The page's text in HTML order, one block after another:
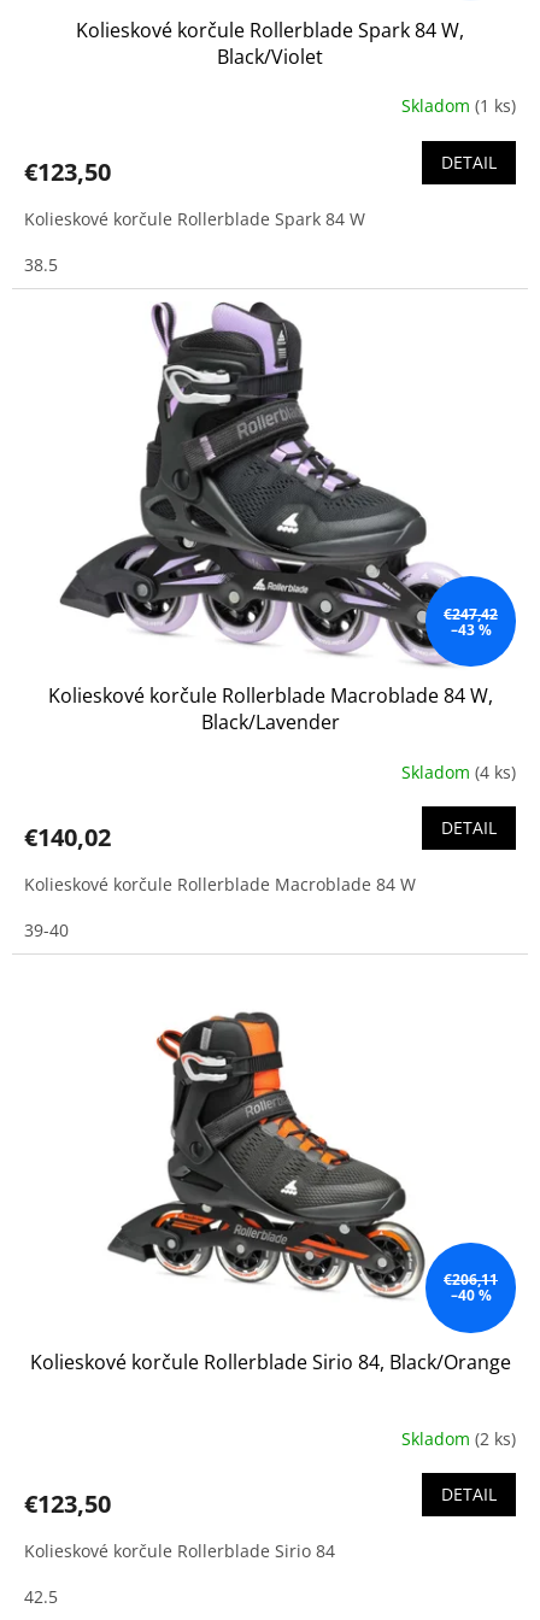
Kolieskové korčule Rollerblade Spark 84 W,
Black/Violet
Skladom (1 ks)
€123,50 DETAIL
Kolieskové korčule Rollerblade Spark 84 W
38.5
€247,42
–43 %
Kolieskové korčule Rollerblade Macroblade 84 W,
Black/Lavender
Skladom (4 ks)
€140,02 DETAIL
Kolieskové korčule Rollerblade Macroblade 84 W
39-40
€206,11
–40 %
Kolieskové korčule Rollerblade Sirio 84, Black/Orange
Skladom (2 ks)
€123,50 DETAIL
Kolieskové korčule Rollerblade Sirio 84
42.5